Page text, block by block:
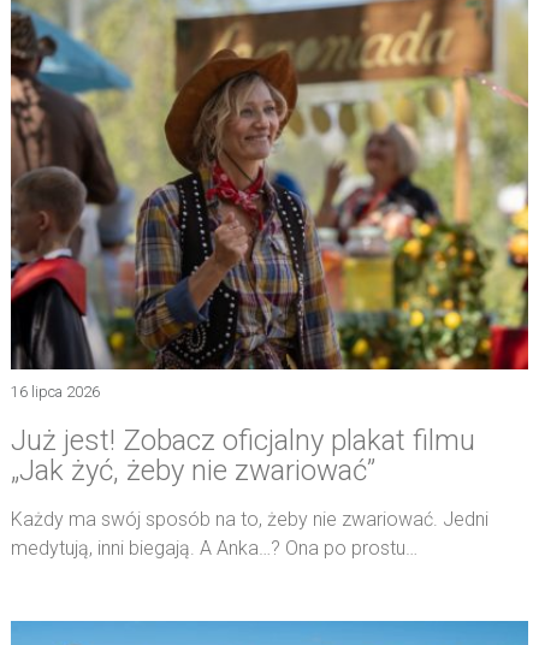
16 lipca 2026
Już jest! Zobacz oficjalny plakat filmu
„Jak żyć, żeby nie zwariować”
Każdy ma swój sposób na to, żeby nie zwariować. Jedni
medytują, inni biegają. A Anka…? Ona po prostu…